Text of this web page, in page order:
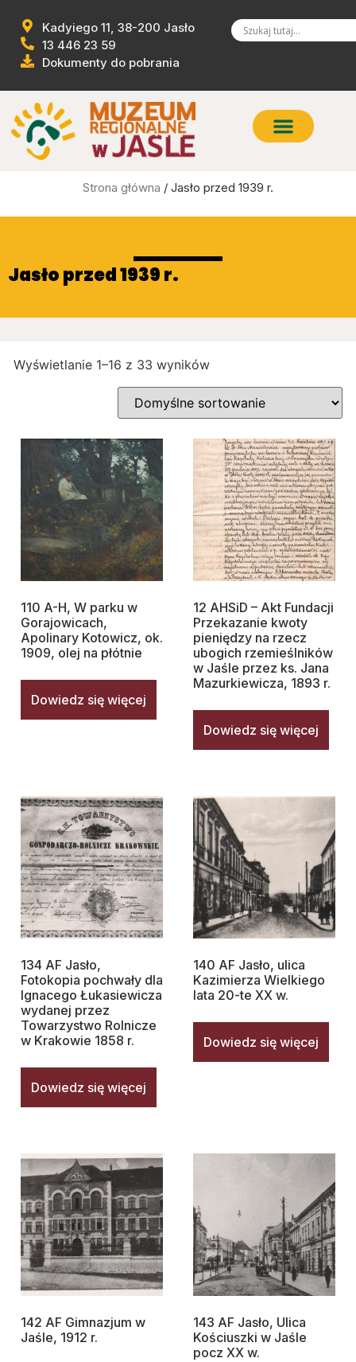
Kadyiego 11, 38-200 Jasło
13 446 23 59
Dokumenty do pobrania
Strona główna / Jasło przed 1939 r.
Jasło przed 1939 r.
Wyświetlanie 1–16 z 33 wyników
110 A-H, W parku w
Gorajowicach,
Apolinary Kotowicz, ok.
1909, olej na płótnie
Dowiedz się więcej
12 AHSiD – Akt Fundacji
Przekazanie kwoty
pieniędzy na rzecz
ubogich rzemieślników
w Jaśle przez ks. Jana
Mazurkiewicza, 1893 r.
Dowiedz się więcej
134 AF Jasło,
Fotokopia pochwały dla
Ignacego Łukasiewicza
wydanej przez
Towarzystwo Rolnicze
w Krakowie 1858 r.
Dowiedz się więcej
140 AF Jasło, ulica
Kazimierza Wielkiego
lata 20-te XX w.
Dowiedz się więcej
142 AF Gimnazjum w
Jaśle, 1912 r.
143 AF Jasło, Ulica
Kościuszki w Jaśle
pocz XX w.